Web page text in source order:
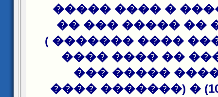
��� �� ����� �
(�� ����� ��
���� ��� ���
(9) � (������ ��
����� ����
������ ) (10) � (������� ����